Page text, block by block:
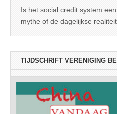
Is het social credit system
mythe of de dagelijkse
TIJDSCHRIFT VERENIGING